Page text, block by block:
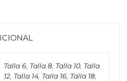
Talla 6, Talla 8, Talla 10, Talla
12, Talla 14, Talla 16, Talla 18,